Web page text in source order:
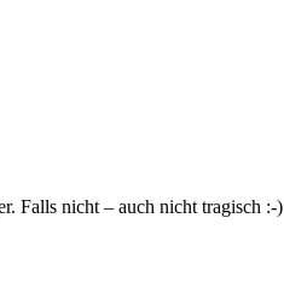
Falls nicht – auch nicht tragisch :-)